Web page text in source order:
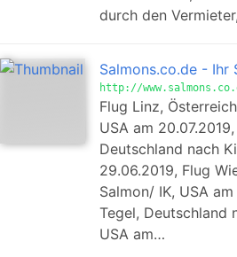
durch den Vermieter,
Salmons.co.de - Ihr
http://
Flug Linz,
USA am
Deutschland nach
29.06.2019, Flug
Salmon/ IK, USA
Tegel, Deutschland
USA am…